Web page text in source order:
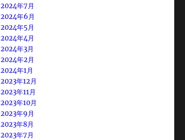
2024年7月
2024年6月
2024年5月
2024年4月
2024年3月
2024年2月
2024年1月
2023年12月
2023年11月
2023年10月
2023年9月
2023年8月
2023年7月